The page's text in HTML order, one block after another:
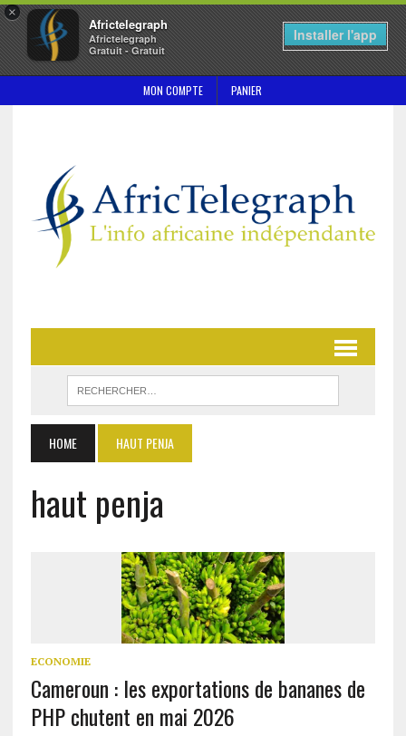
×
Africtelegraph
Africtelegraph
Gratuit - Gratuit
Installer l'app
MON COMPTE PANIER
HOME HAUT PENJA
haut penja
ECONOMIE
Cameroun : les exportations de bananes de
PHP chutent en mai 2026